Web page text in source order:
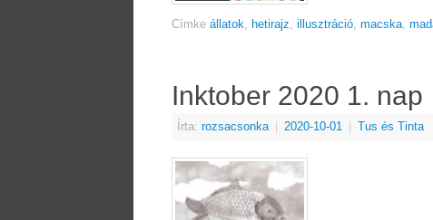
Címke állatok, hetirajz, illusztráció, macska,
Inktober 2020 1. nap
Írta: rozsacsonka 2020-10-01 Tus és Tinta